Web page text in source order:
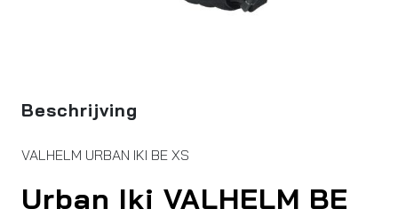
Beschrijving
VALHELM URBAN IKI BE XS
Urban Iki VALHELM BE